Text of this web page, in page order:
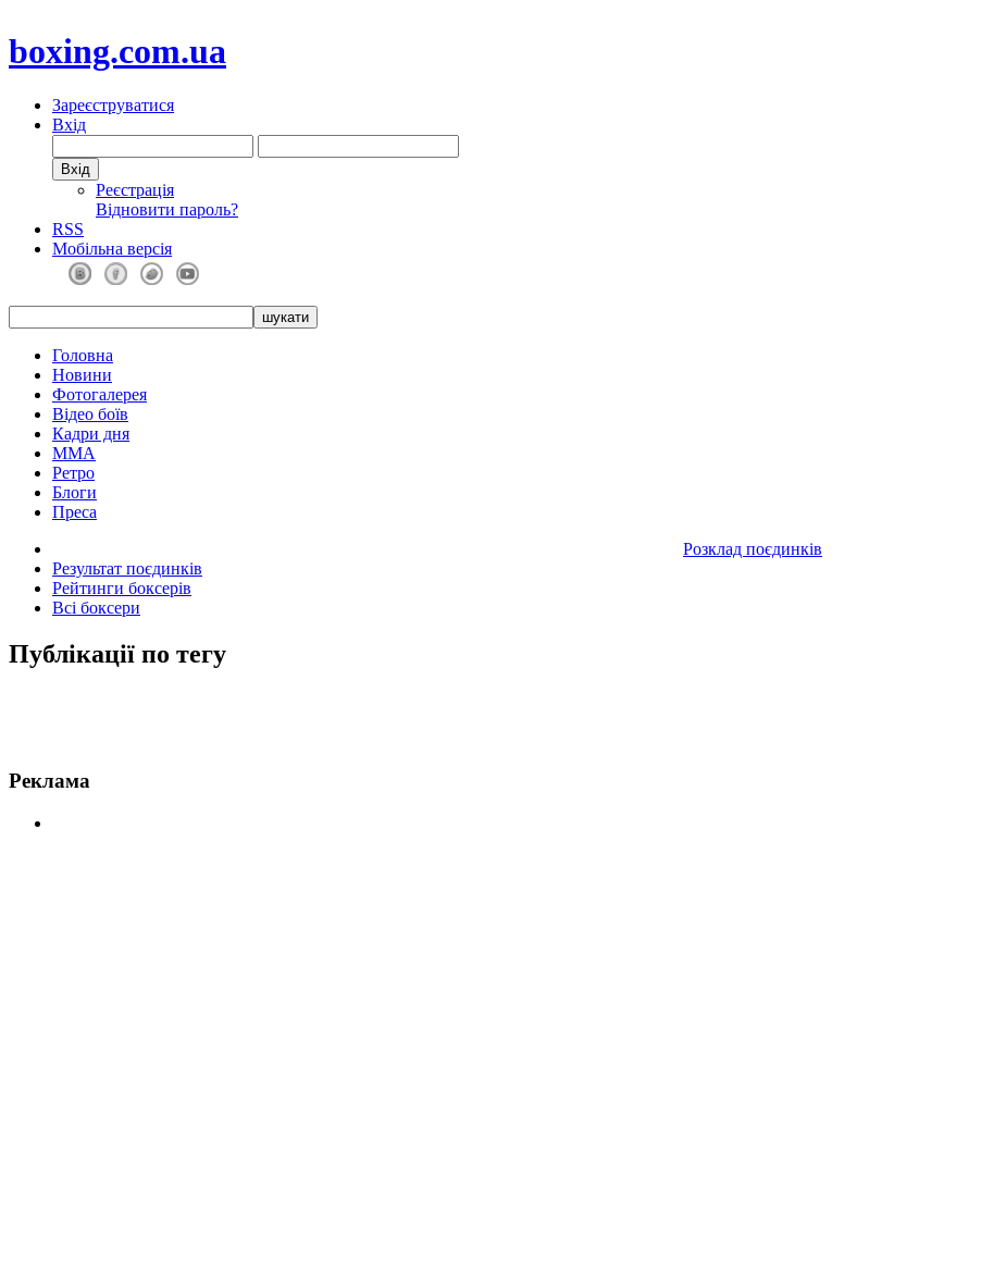
boxing.com.ua
Зареєструватися
Вхід
Реєстрація
Відновити пароль?
RSS
Мобільна версія
Головна
Новини
Фотогалерея
Відео боїв
Кадри дня
ММА
Ретро
Блоги
Преса
Розклад поєдинків
Результат поєдинків
Рейтинги боксерів
Всі боксери
Публікації по тегу
Реклама